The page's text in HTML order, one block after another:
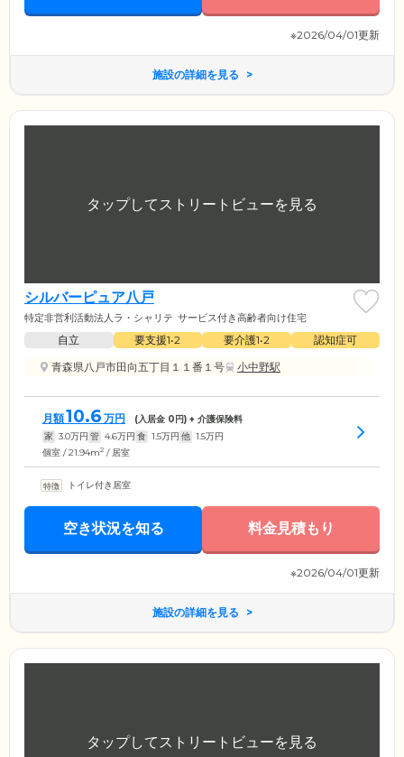
※2026/04/01更新
施設の詳細を見る
シルバーピュア八戸
特定非営利活動法人ラ・シャリテ サービス付き高齢者向け住宅
自立 要支援1•2 要介護1•2
認知症可
青森県八戸市田向五丁目１１番１号
小中野駅
月額10.6 万円 (入居金 0円) + 介護保険料
家 3.0万円 管 4.6万円 食 1.5万円 他 1.5万円
個室 / 21.94m2 / 居室
トイレ付き居室
空き状況を知る 料金見積もり
※2026/04/01更新
施設の詳細を見る